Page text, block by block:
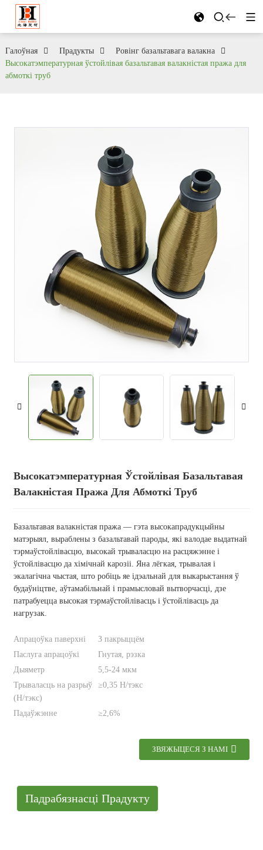
Галоўная Прадукты
Ровінг базальтавага валакна
Высокатэмпературная ўстойлівая базальтавая валакністая пража для
абмоткі труб
Высокатэмпературная Ўстойлівая Базальтавая
Валакністая Пража Для Абмоткі Труб
Базальтавая валакністая пража — гэта высокапрадукцыйны
матэрыял, выраблены з базальтавай пароды, які валодае выдатнай
тэрмаўстойлівасцю, высокай трываласцю на расцяжэнне і
ўстойлівасцю да хімічнай карозіі. Яна лёгкая, трывалая і
экалагічна чыстая, што робіць яе ідэальнай для выкарыстання ў
будаўніцтве, аўтамабільнай і прамысловай вытворчасці, дзе
патрабуецца высокая тэрмаўстойлівасць і ўстойлівасць да
нагрузак.
Апрацоўка паверхні
З пакрыццём
Паслуга апрацоўкі
Гнутая, рэзка
Дыяметр
5,5-24 мкм
Трываласць на разрыў
(Н/тэкс)
≥0,35 Н/тэкс
Падаўжэнне ≥2,6%
ЗВЯЖЫЦЕСЯ З НАМІ
Падрабязнасці Прадукту